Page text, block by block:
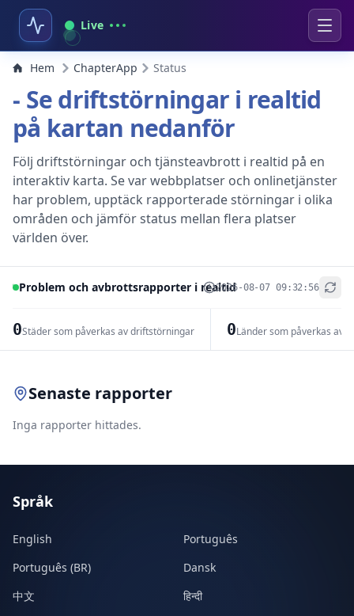
Live
Hem ChapterApp Status
- Se driftstörningar i realtid
på kartan nedanför
Följ driftstörningar och tjänsteavbrott i realtid på en
interaktiv karta. Se var webbplatser och onlinetjänster
har problem, upptäck rapporterade störningar i olika
områden och jämför status mellan flera platser
världen över.
Problem och avbrottsrapporter i realtid2026-08-07 09:32:56
0Städer som påverkas av driftstörningar 0Länder som påverkas av
+
Senaste rapporter
Inga rapporter hittades.
Språk
English
Português
Português (BR)
Dansk
中文
हिन्दी